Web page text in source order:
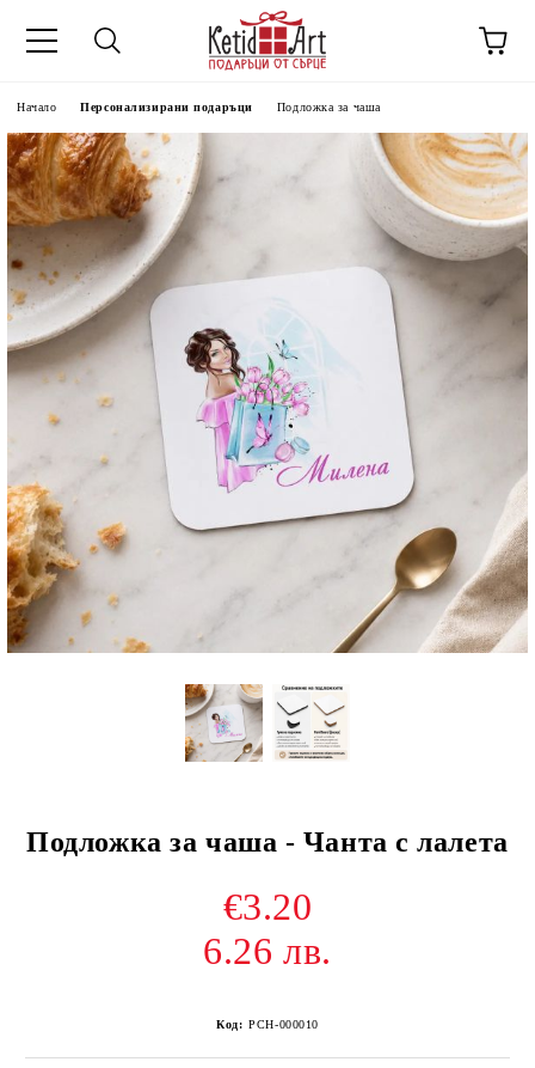
Начало Персонализирани подаръци Подложка за чаша
Подложка за чаша - Чанта с лалета
€3.20
6.26 лв.
Код: PCH-000010